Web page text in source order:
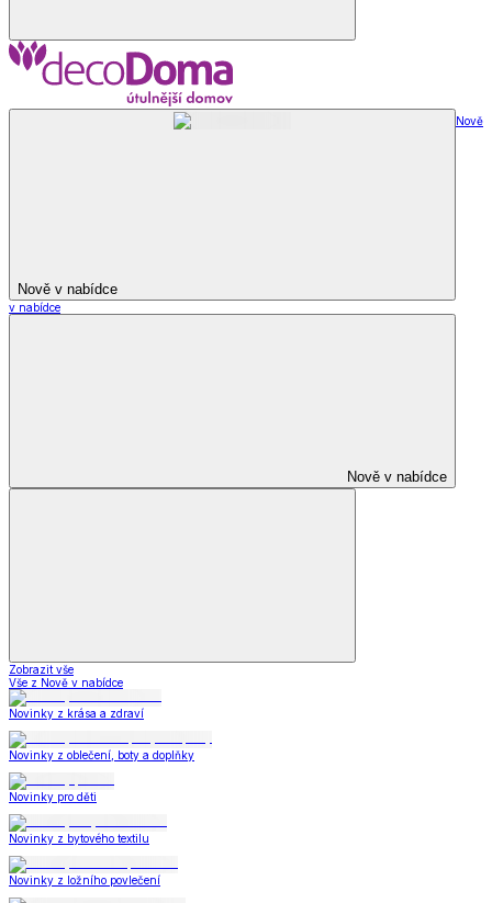
Nově v nabídce
Nově
v nabídce
Nově v nabídce
Zobrazit vše
Vše z Nově v nabídce
Novinky z krása a zdraví
Novinky z oblečení, boty a doplňky
Novinky pro děti
Novinky z bytového textilu
Novinky z ložního povlečení